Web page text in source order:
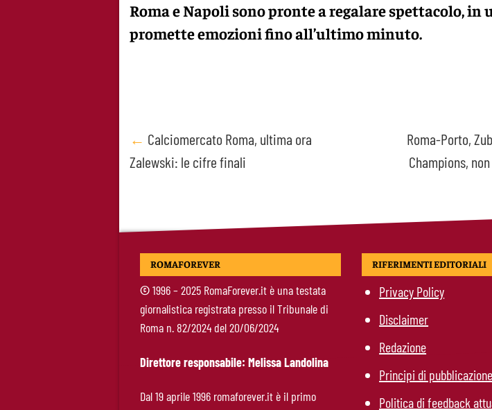
Roma e Napoli sono pronte a regalare spettacolo, in
promette emozioni fino all’ultimo minuto.
Post
navigation
← Calciomercato Roma, ultima ora
Zalewski: le cifre finali
Roma-Porto,
Champions,
ROMAFOREVER
©1996 – 2025 RomaForever.it è una testata
giornalistica registrata presso il Tribunale di
Roma n. 82/2024 del 20/06/2024
Direttore responsabile: Melissa Landolina
Dal 19 aprile 1996 romaforever.it è il primo
RIFERIMENTI EDITORIALI
Privacy Policy
Disclaimer
Redazione
Principi di pubblicazione
Politica di feedback